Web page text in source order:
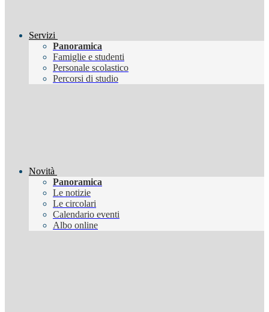
Servizi
Panoramica
Famiglie e studenti
Personale scolastico
Percorsi di studio
Novità
Panoramica
Le notizie
Le circolari
Calendario eventi
Albo online